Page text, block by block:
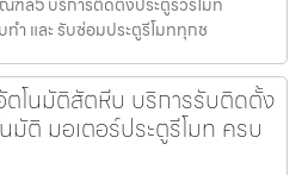
ำ และ รับซ่อมประตูรีโมททุกช
โนมัติสัตหีบ บริการรับติดตั้ง
มัติ มอเตอร์ประตูรีโมท ครบ